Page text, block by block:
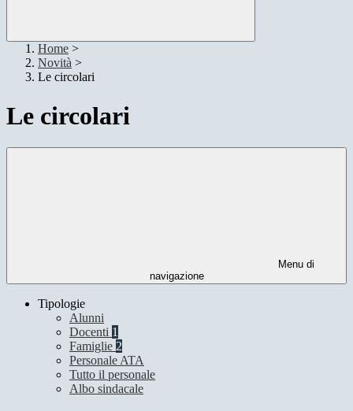
Home >
Novità >
Le circolari
Le circolari
Menu di
navigazione
Tipologie
Alunni
Docenti 1
Famiglie 2
Personale ATA
Tutto il personale
Albo sindacale